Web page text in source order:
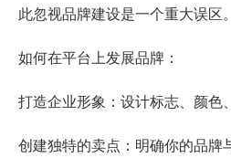
此忽视品牌建设是一个重大误区。
如何在平台上发展品牌：
打造企业形象：设计标志、颜色
创建独特的卖点：明确你的品牌